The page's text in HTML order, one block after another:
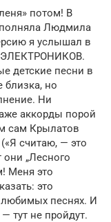
потом! В
Людмила
я услышал в
детские песни в
но
Ни
аккорды порой
сам Крылатов
считаю, — это
„Лесного
Меня это
это
песнях. И
тут не пройдут.